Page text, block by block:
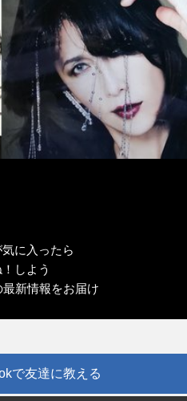
に入ったら
しよう
新情報をお届け
で友達に教える